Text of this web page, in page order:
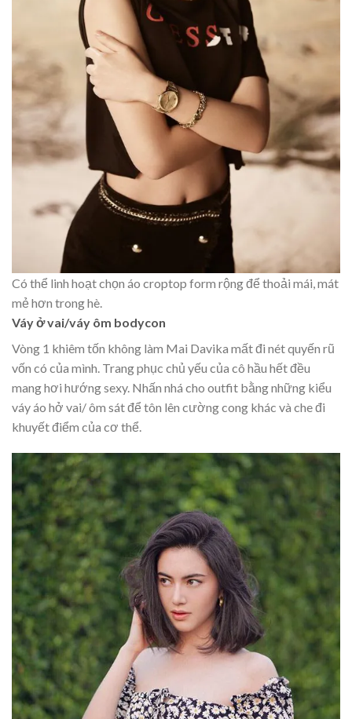
Có thể linh hoạt chọn áo croptop form rộng để thoải mái, mát
mẻ hơn trong hè.
Váy ở vai/váy ôm bodycon
Vòng 1 khiêm tốn không làm Mai Davika mất đi nét quyến rũ
vốn có của mình. Trang phục chủ yếu của cô hầu hết đều
mang hơi hướng sexy. Nhấn nhá cho outfit bằng những kiểu
váy áo hở vai/ ôm sát để tôn lên cường cong khác và che đi
khuyết điểm của cơ thể.